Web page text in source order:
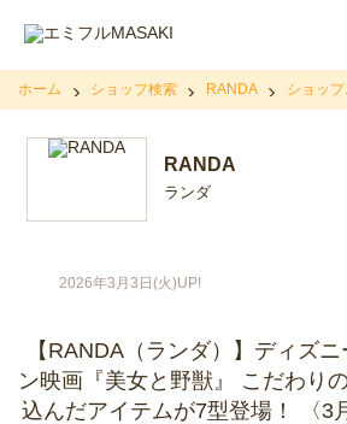
ホーム ショップ検索 RANDA ショッ
RANDA
ランダ
2026年3月3日(火)UP!
【RANDA（ランダ）】ディズ
ン映画『美女と野獣』 こだわり
込んだアイテムが7型登場！ 〈3